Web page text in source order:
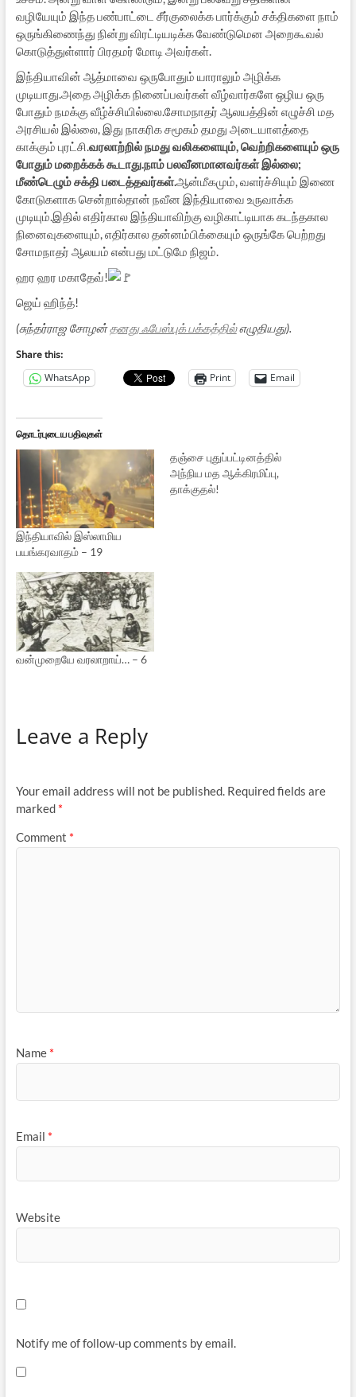
வழியேயும் இந்த பண்பாட்டை சீர்குலைக்க பார்க்கும் சக்திகளை நாம்
ஒருங்கிணைந்து நின்று விரட்டியடிக்க வேண்டுமென அறைகூவல்
கொடுத்துள்ளார் பிரதமர் மோடி அவர்கள்.
இந்தியாவின் ஆத்மாவை ஒருபோதும் யாராலும் அழிக்க
முடியாது.அதை அழிக்க நினைப்பவர்கள் வீழ்வார்களே ஒழிய ஒரு
போதும் நமக்கு வீழ்ச்சியில்லை.சோமநாதர் ஆலயத்தின் எழுச்சி மத
அரசியல் இல்லை, இது நாகரிக சமூகம் தமது அடையாளத்தை
காக்கும் புரட்சி. வரலாற்றில் நமது வலிகளையும், வெற்றிகளையும் ஒரு
போதும் மறைக்கக் கூடாது.நாம் பலவீனமானவர்கள் இல்லை;
மீண்டெழும் சக்தி படைத்தவர்கள்.ஆன்மீகமும், வளர்ச்சியும் இணை
கோடுகளாக சென்றால்தான் நவீன இந்தியாவை உருவாக்க
முடியும்.இதில் எதிர்கால இந்தியாவிற்கு வழிகாட்டியாக கடந்தகால
நினைவுகளையும், எதிர்கால தன்னம்பிக்கையும் ஒருங்கே பெற்றது
சோமநாதர் ஆலயம் என்பது மட்டுமே நிஜம்.
ஹர ஹர மகாதேவ்!
ஜெய் ஹிந்த்!
(சுந்தர்ராஜ சோழன்தனது ஃபேஸ்புக் பக்கத்தில்எழுதியது).
Share this:
WhatsApp
Print Email
தொடர்புடைய பதிவுகள்
இந்தியாவில் இஸ்லாமிய
பயங்கரவாதம் – 19
தஞ்சை புதுப்பட்டினத்தில்
அந்நிய மத ஆக்கிரமிப்பு,
தாக்குதல்!
வன்முறையே வரலாறாய்… – 6
Leave a Reply
Your email address will not be published. Required fields are
marked *
Comment *
Name *
Email *
Website
Notify me of follow-up comments by email.